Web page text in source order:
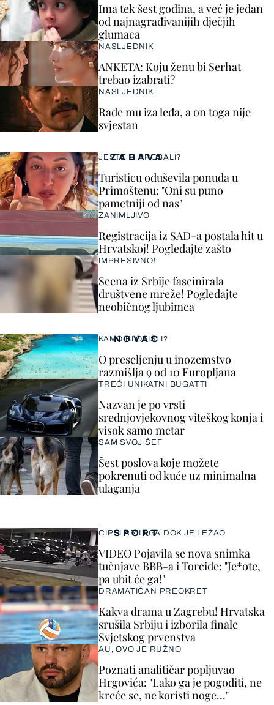
ZABAVA
JESTE LI PROBALI?
Turisticu oduševila ponuda u
Primoštenu: "Oni su puno
pametniji od nas"
ZANIMLJIVO
Registracija iz SAD-a postala hit u
Hrvatskoj! Pogledajte zašto
IMPRESIVNO!
Scena iz Srbije fascinirala
društvene mreže! Pogledajte
neobičnog ljubimca
SPORT
CIPELARILI GA DOK JE LEŽAO
VIDEO Pojavila se nova snimka
tučnjave BBB-a i Torcide: "Je*ote,
pa ubit će ga!"
DRAMATIČAN PREOKRET
Kakva drama u Zagrebu! Hrvatska
srušila Srbiju i izborila finale
Svjetskog prvenstva
AU, OVO JE RUŽNO
Poznati analitičar popljuvao
Hrgovića: "Lako ga je pogoditi, ne
kreće se, ne koristi noge..."
Ima tek šest godina, a već je jedan
od najnagrađivanijih dječjih
glumaca
NASLJEDNIK
ANKETA: Koju ženu bi Serhat
trebao izabrati?
NASLJEDNIK
Rade mu iza leđa, a on toga nije
svjestan
NOVAC
KAMO BI OTIŠLI?
O preseljenju u inozemstvo
razmišlja 9 od 10 Europljana
TREĆI UNIKATNI BUGATTI
Nazvan je po vrsti
srednjovjekovnog viteškog konja i
visok samo metar
SAM SVOJ ŠEF
Šest poslova koje možete
pokrenuti od kuće uz minimalna
ulaganja